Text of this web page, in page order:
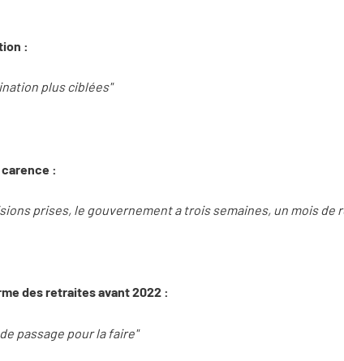
:
plus ciblées"
:
prises, le gouvernement a trois semaines, un mois de
des retraites avant 2022 :
passage pour la faire"